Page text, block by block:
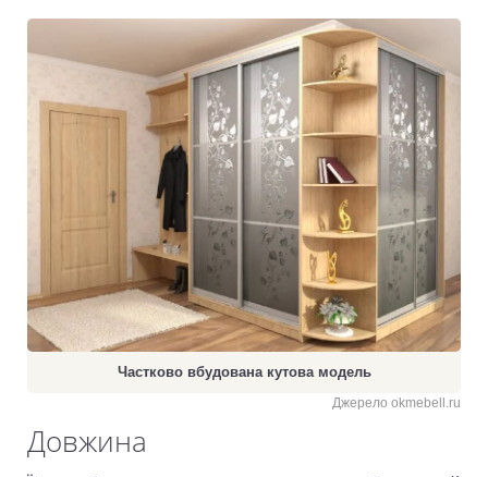
Частково вбудована кутова модель
Джерело okmebell.ru
Довжина